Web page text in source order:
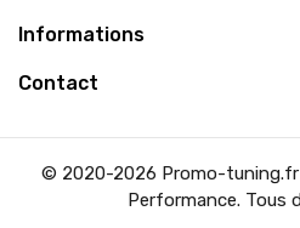
Informations
Contact
© 2020-2026 Promo-tuning.fr
Performance. Tous